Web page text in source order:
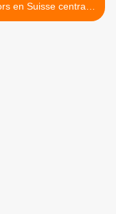
en Suisse centrale
>